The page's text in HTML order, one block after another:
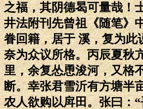
之福，其阴德曷可量哉！
井法附刊先曾祖《随笔》
眷回籍，居于 溪，复为此
奈为众议所格。丙辰夏秋
里，余复怂恿浚河，又格
断。幸张君雪沂有方塘半
农人欲购以戽田。张曰：